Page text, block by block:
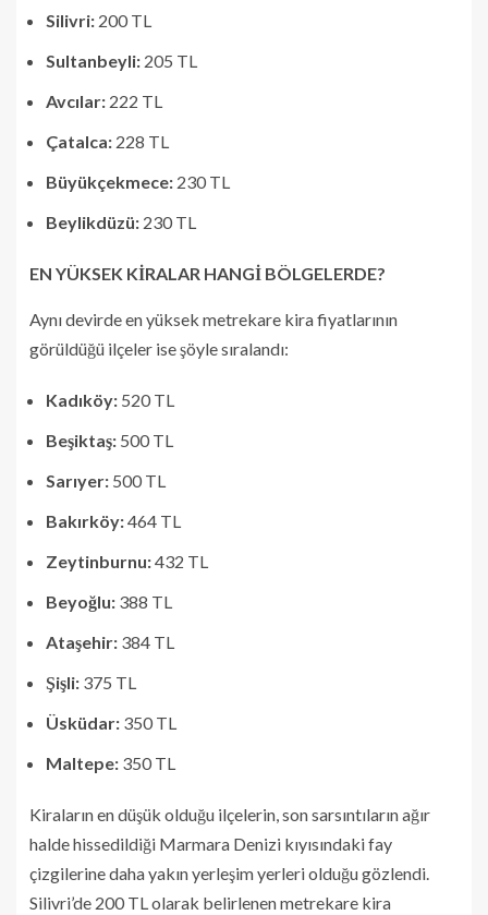
Silivri: 200 TL
Sultanbeyli: 205 TL
Avcılar: 222 TL
Çatalca: 228 TL
Büyükçekmece: 230 TL
Beylikdüzü: 230 TL
EN YÜKSEK KİRALAR HANGİ BÖLGELERDE?
Aynı devirde en yüksek metrekare kira fiyatlarının
görüldüğü ilçeler ise şöyle sıralandı:
Kadıköy: 520 TL
Beşiktaş: 500 TL
Sarıyer: 500 TL
Bakırköy:464 TL
Zeytinburnu:432 TL
Beyoğlu: 388 TL
Ataşehir: 384 TL
Şişli: 375 TL
Üsküdar: 350 TL
Maltepe: 350 TL
Kiraların en düşük olduğu ilçelerin, son sarsıntıların ağır
halde hissedildiği Marmara Denizi kıyısındaki fay
çizgilerine daha yakın yerleşim yerleri olduğu gözlendi.
Silivri’de 200 TL olarak belirlenen metrekare kira